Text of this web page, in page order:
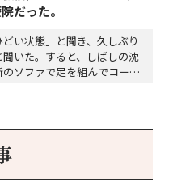
だった。
い状態」と聞き、久しぶり
いた。すると、しばしの沈
ソファで足を組んでコーヒ
はり私はあなたの超…